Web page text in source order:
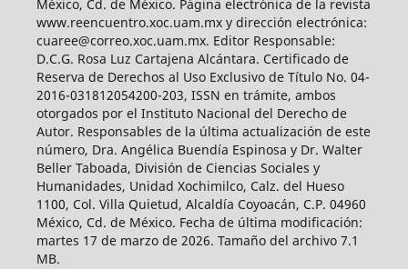
México, Cd. de México. Página electrónica de la revista
www.reencuentro.xoc.uam.mx y dirección electrónica:
cuaree@correo.xoc.uam.mx. Editor Responsable:
D.C.G. Rosa Luz Cartajena Alcántara. Certificado de
Reserva de Derechos al Uso Exclusivo de Título No. 04-
2016-031812054200-203, ISSN en trámite, ambos
otorgados por el Instituto Nacional del Derecho de
Autor. Responsables de la última actualización de este
número, Dra. Angélica Buendía Espinosa y Dr. Walter
Beller Taboada, División de Ciencias Sociales y
Humanidades, Unidad Xochimilco, Calz. del Hueso
1100, Col. Villa Quietud, Alcaldía Coyoacán, C.P. 04960
México, Cd. de México. Fecha de última modificación:
martes 17 de marzo de 2026. Tamaño del archivo 7.1
MB.